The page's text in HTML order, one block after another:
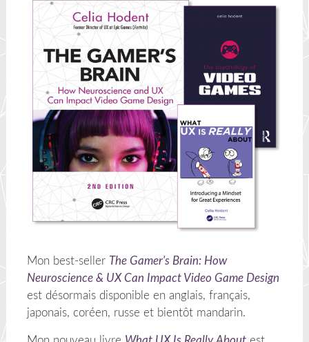
Mon best-seller The Gamer's Brain: How
Neuroscience & UX Can Impact Video Game Design
est désormais disponible en anglais, français,
japonais, coréen, russe et bientôt mandarin.